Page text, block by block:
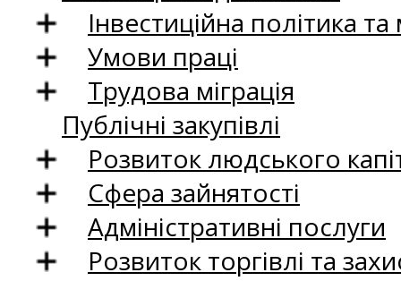
Інвестиційна політика
Умови праці
Трудова міграція
Публічні закупівлі
Розвиток людського
Сфера зайнятості
Адміністративні послуги
Розвиток торгівлі та